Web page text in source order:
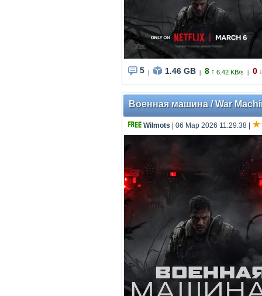
5 1.46 GB 8 ↑ 6.42 KB/s 0 ↓
Военная машина / War
Wilmots | 06 Мар 2026 11:29:38